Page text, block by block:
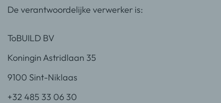
De verantwoordelijke verwerker is:
ToBUILD BV
Koningin Astridlaan 35
9100 Sint-Niklaas
+32 485 33 06 30